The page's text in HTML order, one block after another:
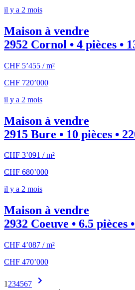
il y a 2 mois
Maison à vendre
2952 Cornol • 4 pièces •
CHF 5’455 / m²
CHF 720’000
il y a 2 mois
Maison à vendre
2915 Bure • 10 pièces •
CHF 3’091 / m²
CHF 680’000
il y a 2 mois
Maison à vendre
2932 Coeuve • 6.5 pièces
CHF 4’087 / m²
CHF 470’000
1 234567